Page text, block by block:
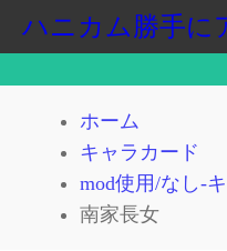
ハニカム勝手に
ホーム
キャラカード
mod使用/なし-
南家長女